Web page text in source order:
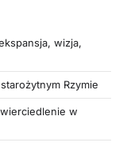
wizja,
Rzymie
w